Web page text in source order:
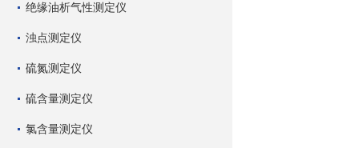
绝缘油析气性测定仪
浊点测定仪
硫氮测定仪
硫含量测定仪
氯含量测定仪